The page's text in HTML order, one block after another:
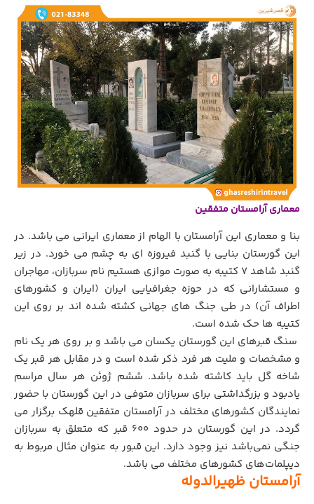
معماری آرامستان متفقین
بنا و معماری این آرامستان با الهام از معماری ایرانی می باشد. در
این گورستان بنایی با گنبد فیروزه ای به چشم می خورد. در زیر
گنبد شاهد 7 کتیبه به صورت موازی هستیم نام سربازان، مهاجران
و مستشارانی که در حوزه جغرافیایی ایران (ایران و کشورهای
اطراف آن) در طی جنگ های جهانی کشته شده اند بر روی این
کتیبه ها حک شده است.
سنگ قبرهای این گورستان یکسان می باشد و بر روی هر یک نام
و مشخصات و ملیت هر فرد ذکر شده است و در مقابل هر قبر یک
شاخه گل باید کاشته شده باشد. ششم ژوئن هر سال مراسم
یادبود و بزرگداشتی برای سربازان متوفی در این گورستان با حضور
نمایندگان کشورهای مختلف در آرامستان متفقین قلهک برگزار می
گردد. در این گورستان در حدود ۶۰۰ قبر که متعلق به سربازان
جنگی نمی‌باشد نیز وجود دارد. این قبور به عنوان مثال مربوط به
دیپلمات‌های کشورهای مختلف می باشد.
آرامستان ظهیرالدوله